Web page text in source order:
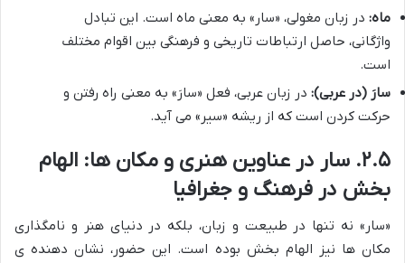
ماه: در زبان مغولی، «سار» به معنی ماه است. این تبادل
واژگانی، حاصل ارتباطات تاریخی و فرهنگی بین اقوام مختلف
است.
سارَ (در عربی): در زبان عربی، فعل «سارَ» به معنی راه رفتن و
حرکت کردن است که از ریشه «سیر» می آید.
۲.۵. سار در عناوین هنری و مکان ها: الهام
بخش در فرهنگ و جغرافیا
«سار» نه تنها در طبیعت و زبان، بلکه در دنیای هنر و نامگذاری
مکان ها نیز الهام بخش بوده است. این حضور، نشان دهنده ی